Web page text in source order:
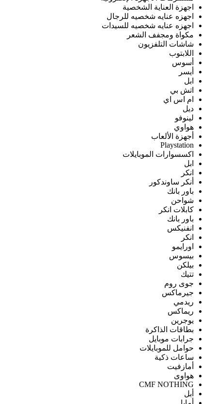
اجهزة العناية الشخصية
اجهزه عنايه شخصيه للرجال
اجهزه عنايه شخصيه للسيدات
مكواة ومجفف الشعر
شاشات التلفزيون
اللابتوب
أسوس
أيسر
ابل
اتش بي
ام اس اي
ديل
لينوفو
هواوي
أجهزة الألعاب
Playstation
اكسسوارات الموبايلات
ابل
انكر
أنكر ساوندكور
باور بانك
شواحن
كابلات انكر
باور بانك
انفنيكس
انكر
اورايمو
بيسوس
بيلكن
تتيك
جوى روم
جيرماكس
ريدمي
ريماكس
يوجرين
بطاقات الذاكرة
جرابات موبايل
حوامل للموبايلات
ساعات ذكية
أمازفيت
هواوى
CMF NOTHING
أبل